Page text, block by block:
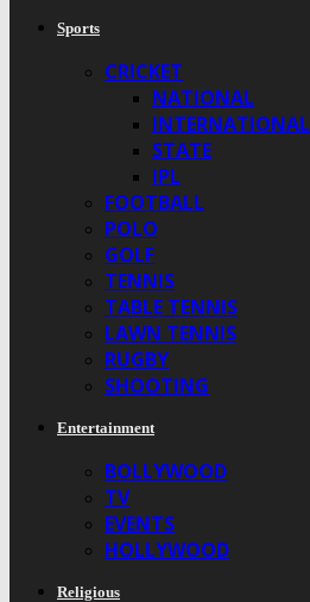
Sports
CRICKET
NATIONAL
INTERNATIONAL
STATE
IPL
FOOTBALL
POLO
GOLF
TENNIS
TABLE TENNIS
LAWN TENNIS
RUGBY
SHOOTING
Entertainment
BOLLYWOOD
TV
EVENTS
HOLLYWOOD
Religious